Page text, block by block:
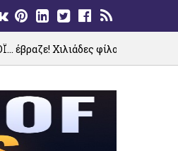
φίλοι του ΑΠΟΕΛ στο πλευρό